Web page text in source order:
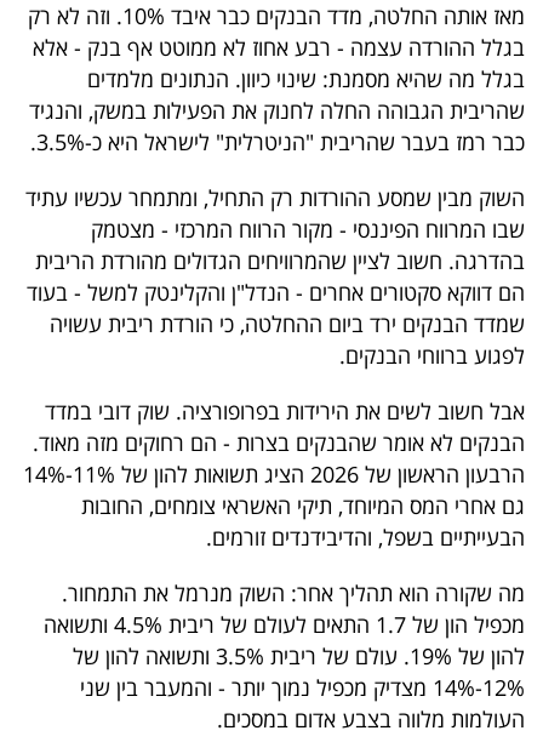
מאז אותה החלטה, מדד הבנקים כבר איבד 10%. וזה לא רק
בגלל ההורדה עצמה - רבע אחוז לא ממוטט אף בנק - אלא
בגלל מה שהיא מסמנת: שינוי כיוון. הנתונים מלמדים
שהריבית הגבוהה החלה לחנוק את הפעילות במשק, והנגיד
כבר רמז בעבר שהריבית "הניטרלית" לישראל היא כ-3.5%.
השוק מבין שמסע ההורדות רק התחיל, ומתמחר עכשיו עתיד
שבו המרווח הפיננסי - מקור הרווח המרכזי - מצטמק
בהדרגה. חשוב לציין שהמרוויחים הגדולים מהורדת הריבית
הם דווקא סקטורים אחרים - הנדל"ן והקלינטק למשל - בעוד
שמדד הבנקים ירד ביום ההחלטה, כי הורדת ריבית עשויה
לפגוע ברווחי הבנקים.
אבל חשוב לשים את הירידות בפרופורציה. שוק דובי במדד
הבנקים לא אומר שהבנקים בצרות - הם רחוקים מזה מאוד.
הרבעון הראשון של 2026 הציג תשואות להון של 11%-14%
גם אחרי המס המיוחד, תיקי האשראי צומחים, החובות
הבעייתיים בשפל, והדיבידנדים זורמים.
מה שקורה הוא תהליך אחר: השוק מנרמל את התמחור.
מכפיל הון של 1.7 התאים לעולם של ריבית 4.5% ותשואה
להון של 19%. עולם של ריבית 3.5% ותשואה להון של
12%-14% מצדיק מכפיל נמוך יותר - והמעבר בין שני
העולמות מלווה בצבע אדום במסכים.